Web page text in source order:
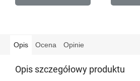
Opis Ocena Opinie
Opis szczegółowy produktu